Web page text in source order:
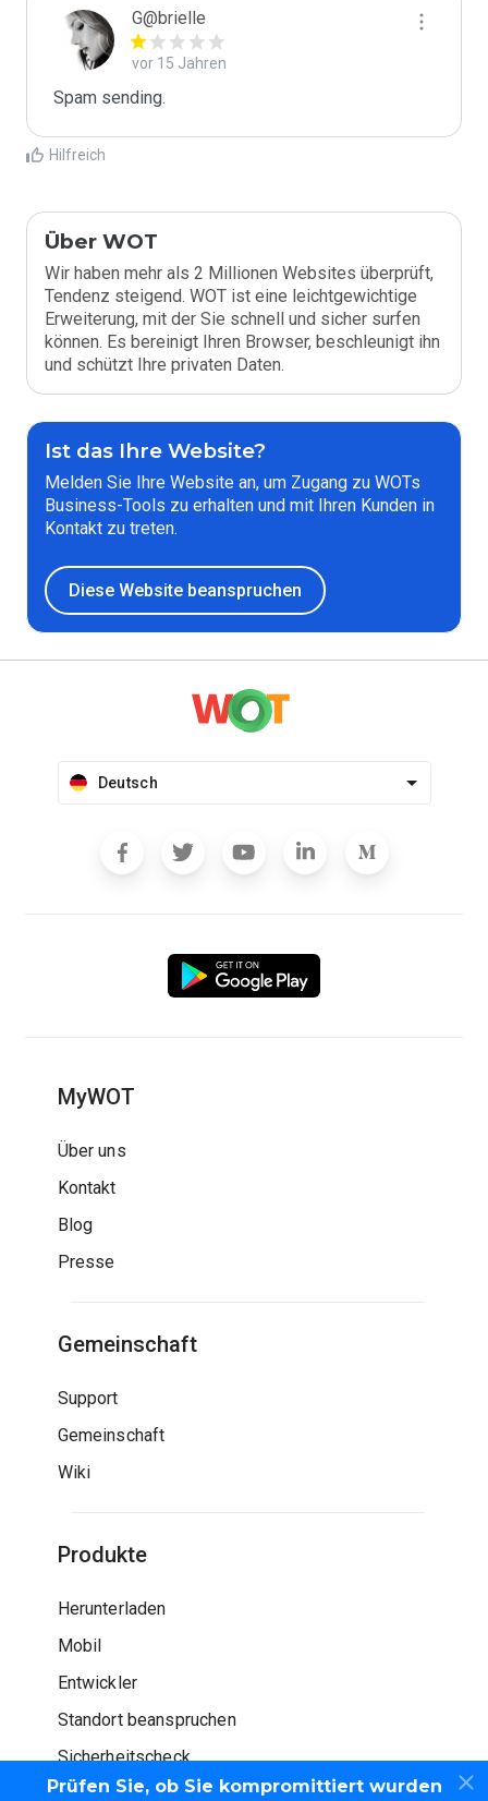
G@brielle
vor 15 Jahren
Spam sending.
Hilfreich
Prüfen Sie, ob Sie kompromittiert wurden
Über WOT
Wir haben mehr als 2 Millionen Websites überprüft,
Tendenz steigend. WOT ist eine leichtgewichtige
Erweiterung, mit der Sie schnell und sicher surfen
können. Es bereinigt Ihren Browser, beschleunigt ihn
und schützt Ihre privaten Daten.
Ist das Ihre Website?
Melden Sie Ihre Website an, um Zugang zu WOTs
Business-Tools zu erhalten und mit Ihren Kunden in
Kontakt zu treten.
Diese Website beanspruchen
Deutsch
MyWOT
Über uns
Kontakt
Blog
Presse
Gemeinschaft
Support
Gemeinschaft
Wiki
Produkte
Herunterladen
Mobil
Entwickler
Standort beanspruchen
Sicherheitscheck